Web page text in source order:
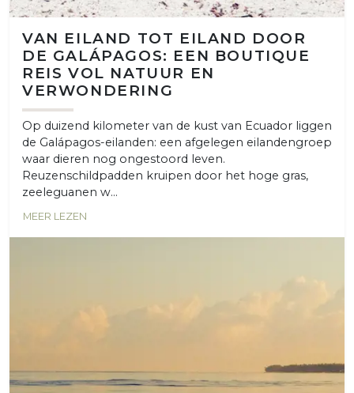
VAN EILAND TOT EILAND DOOR
DE GALÁPAGOS: EEN BOUTIQUE
REIS VOL NATUUR EN
VERWONDERING
Op duizend kilometer van de kust van Ecuador liggen
de Galápagos-eilanden: een afgelegen eilandengroep
waar dieren nog ongestoord leven.
Reuzenschildpadden kruipen door het hoge gras,
zeeleguanen w...
MEER LEZEN